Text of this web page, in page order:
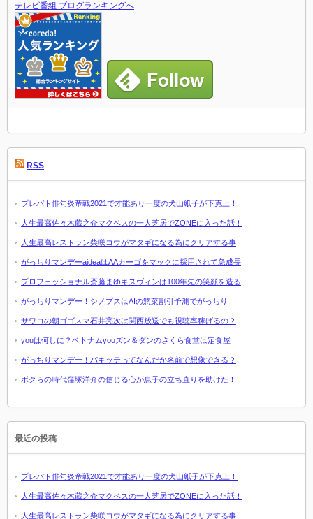
テレビ番組 ブログランキングへ
RSS
プレバト俳句炎帝戦2021で才能あり一度の犬山紙子が下克上！
人生最高佐々木蔵之介マクベスの一人芝居でZONEに入った話！
人生最高レストラン柴咲コウがマタギになる為にクリアする事
がっちりマンデーaideaはAAカーゴをマックに採用されて急成長
プロフェッショナル斎藤まゆキスヴィンは100年先の笑顔を造る
がっちりマンデー！シノプスはAIの惣菜割引予測でがっちり
サワコの朝ゴゴスマ石井亮次は関西放送でも視聴率稼げるの？
youは何しに？ベトナムyouズン＆ダンのさくら食堂は定食屋
がっちりマンデー！パキッテってなんだか名前で想像できる？
ボクらの時代窪塚洋介の信じる心が息子の立ち直りを助けた！
最近の投稿
プレバト俳句炎帝戦2021で才能あり一度の犬山紙子が下克上！
人生最高佐々木蔵之介マクベスの一人芝居でZONEに入った話！
人生最高レストラン柴咲コウがマタギになる為にクリアする事